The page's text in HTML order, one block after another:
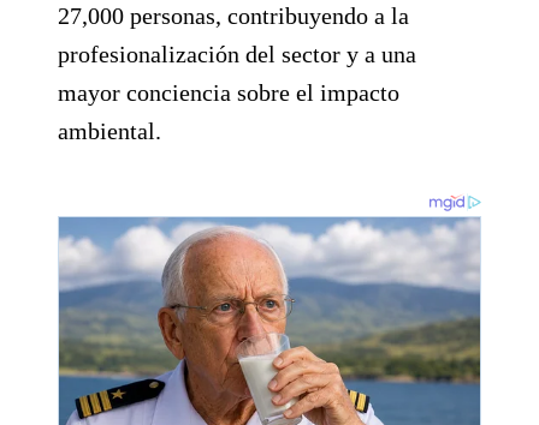
27,000 personas, contribuyendo a la
profesionalización del sector y a una
mayor conciencia sobre el impacto
ambiental.